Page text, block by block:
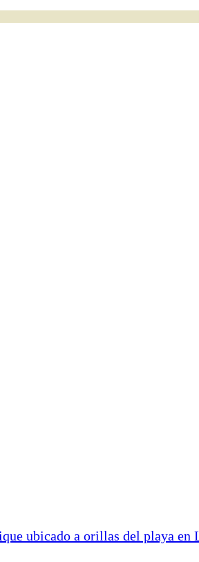
ubicado a orillas del playa en